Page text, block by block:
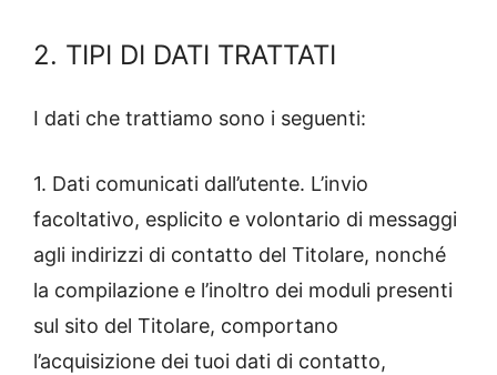
2. TIPI DI DATI TRATTATI
I dati che trattiamo sono i seguenti:
1. Dati comunicati dall’utente. L’invio
facoltativo, esplicito e volontario di messaggi
agli indirizzi di contatto del Titolare, nonché
la compilazione e l’inoltro dei moduli presenti
sul sito del Titolare, comportano
l’acquisizione dei tuoi dati di contatto,